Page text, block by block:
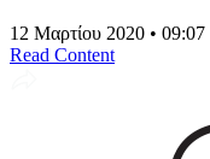
12 Μαρτίου 2020 • 09:07
Read Content